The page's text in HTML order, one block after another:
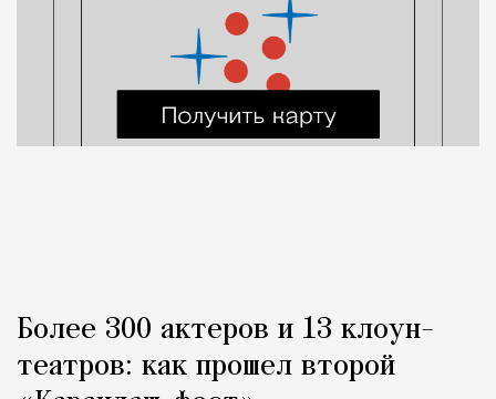
Более 300 актеров и 13 клоун-
театров: как прошел второй